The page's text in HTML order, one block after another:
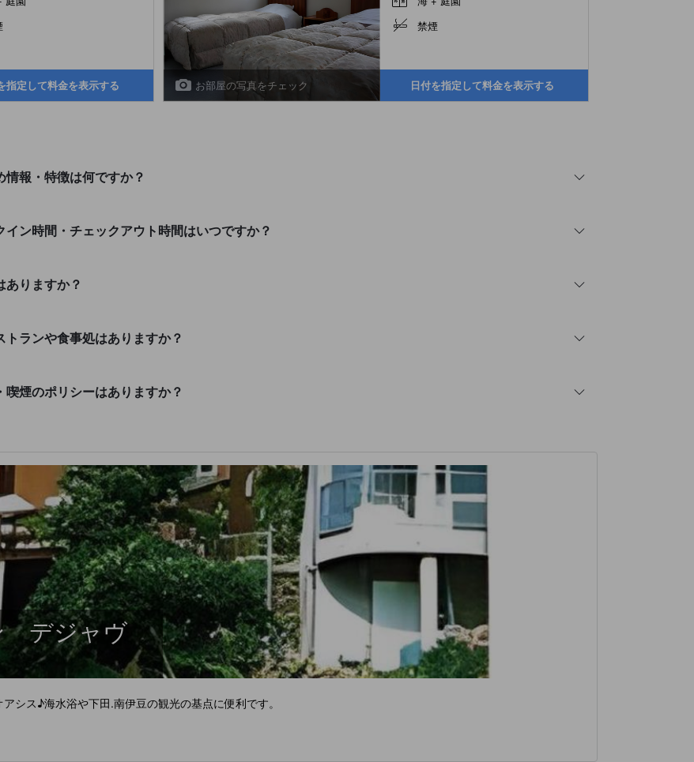
指定して料金を表示する お部屋の写真をチェック
禁煙
日付を指定して料金を表示する
報・特徴は何ですか？
ン時間・チェックアウト時間はいつですか？
りますか？
ランや食事処はありますか？
煙のポリシーはありますか？
デジャヴ
シス♪海水浴や下田.南伊豆の観光の基点に便利です。